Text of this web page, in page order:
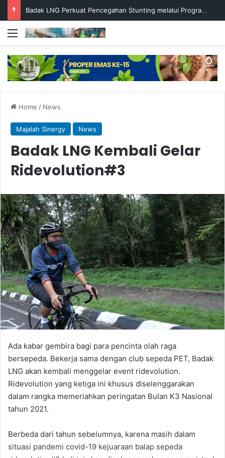
Badak LNG Perkuat Pencegahan Stunting melalui Program Akar Ranting
Menu
Home / News
Majalah Sinergy News
Badak LNG Kembali Gelar
Ridevolution#3
Ada kabar gembira bagi para pencinta olah raga
bersepeda. Bekerja sama dengan club sepeda PET, Badak
LNG akan kembali menggelar event ridevolution.
Ridevolution yang ketiga ini khusus diselenggarakan
dalam rangka memeriahkan peringatan Bulan K3 Nasional
tahun 2021.
Berbeda dari tahun sebelumnya, karena masih dalam
situasi pandemi covid-19 kejuaraan balap sepeda